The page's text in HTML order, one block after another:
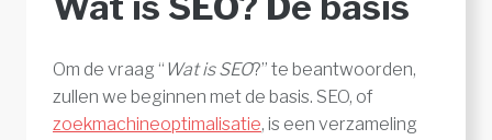
Om de vraag “ Wat is SEO?” te beantwoorden,
zullen we beginnen met de basis. SEO, of
zoekmachineoptimalisatie, is een verzameling